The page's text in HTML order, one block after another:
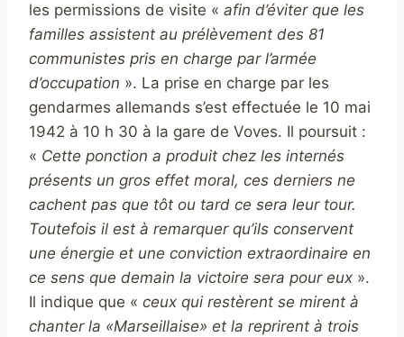
les permissions de visite « afin d’éviter que les
familles assistent au prélèvement des 81
communistes pris en charge par l’armée
d’occupation ». La prise en charge par les
gendarmes allemands s’est effectuée le 10 mai
1942 à 10 h 30 à la gare de Voves. Il poursuit :
« Cette ponction a produit chez les internés
présents un gros effet moral, ces derniers ne
cachent pas que tôt ou tard ce sera leur tour.
Toutefois il est à remarquer qu’ils conservent
une énergie et une conviction extraordinaire en
ce sens que demain la victoire sera pour eux ».
Il indique que « ceux qui restèrent se mirent à
chanter la «Marseillaise» et la reprirent à trois